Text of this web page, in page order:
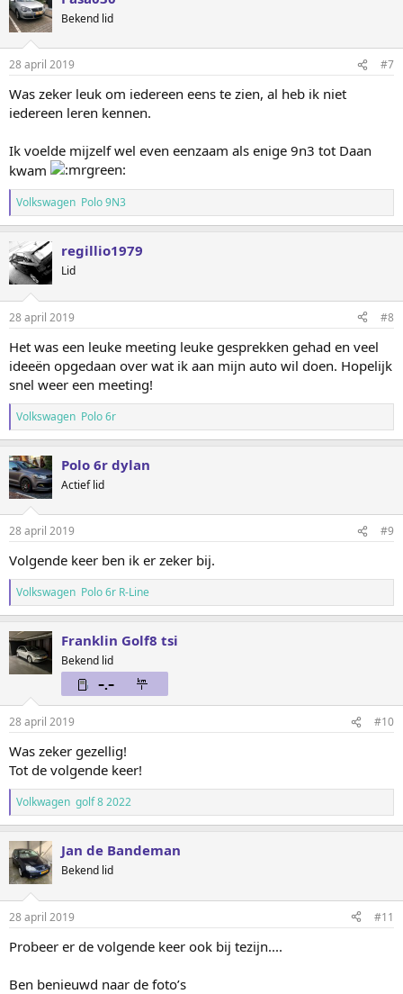
d
e
n
e
n
Bekend lid
28 april 2019 #7
Was zeker leuk om iedereen eens te zien, al heb ik niet
iedereen leren kennen.
Ik voelde mijzelf wel even eenzaam als enige 9n3 tot Daan
kwam
Volkswagen Polo 9N3
regillio1979
Lid
28 april 2019 #8
Het was een leuke meeting leuke gesprekken gehad en veel
ideeën opgedaan over wat ik aan mijn auto wil doen. Hopelijk
snel weer een meeting!
Volkswagen Polo 6r
Polo 6r dylan
Actief lid
28 april 2019 #9
Volgende keer ben ik er zeker bij.
Volkswagen Polo 6r R-Line
Franklin Golf8 tsi
Bekend lid
28 april 2019 #10
Was zeker gezellig!
Tot de volgende keer!
Volkwagen golf 8 2022
Jan de Bandeman
Bekend lid
28 april 2019 #11
Probeer er de volgende keer ook bij tezijn....
Ben benieuwd naar de foto’s